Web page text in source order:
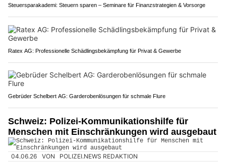
Steuersparakademi: Steuern sparen – Seminare für Finanzstrategien & Vorsorge
Ratex AG: Professionelle Schädlingsbekämpfung für Privat & Gewerbe
Gebrüder Schelbert AG: Garderobenlösungen für schmale Flure
Schweiz: Polizei-Kommunikationshilfe für
Menschen mit Einschränkungen wird ausgebaut
04.06.26 VON POLIZEI.NEWS REDAKTION